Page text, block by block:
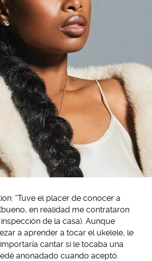
“Tuve el placer de conocer a
en realidad me contrataron
de la casa). Aunque
a aprender a tocar el ukelele, le
cantar si le tocaba una
anonadado cuando aceptó.